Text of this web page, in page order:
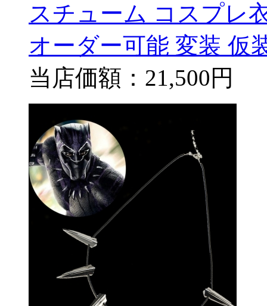
スチューム コスプレ
オーダー可能 変装 仮
当店価額： 21,500円